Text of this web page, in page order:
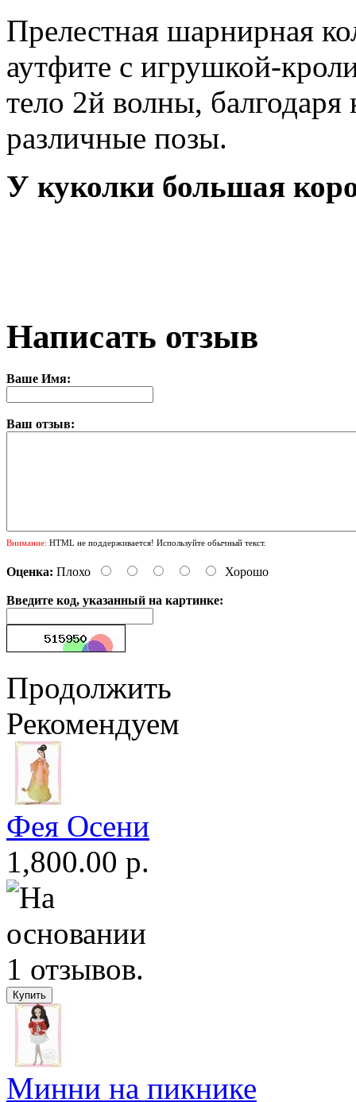
Прелестная шарнирная
аутфите с игрушкой-
тело 2й волны,
различные позы.
У куколки большая
Написать отзыв
Ваше Имя:
Ваш отзыв:
Внимание: HTML не поддерживается! Используйте обычный текст.
Оценка: Плохо Хорошо
Введите код, указанный на картинке:
Продолжить
Рекомендуем
Фея Осени
1,800.00 р.
Минни на пикнике